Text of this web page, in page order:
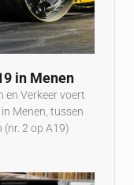
in Menen
en Verkeer voert
Menen, tussen
2 op A19)